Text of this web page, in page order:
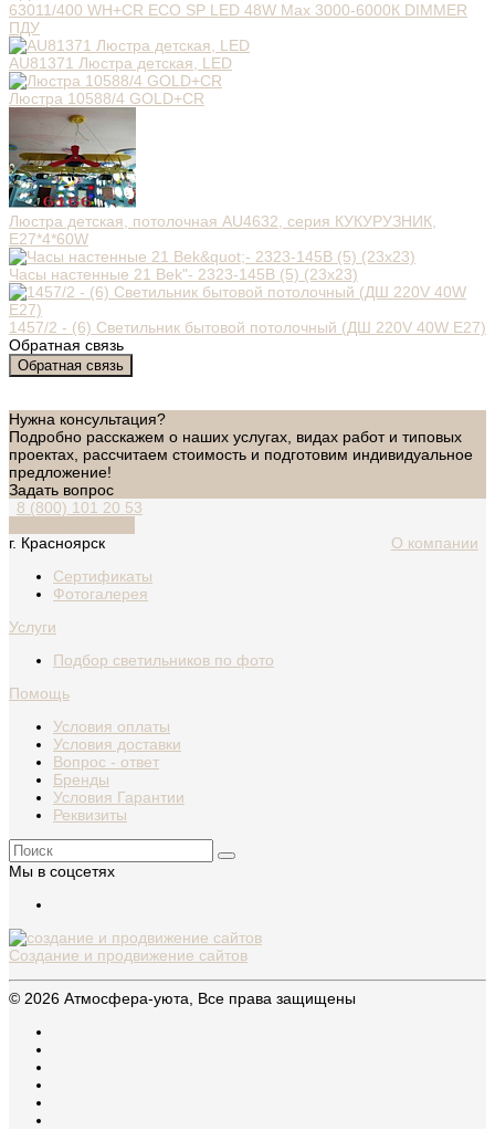
63011/400 WH+CR ECO SP LED 48W Max 3000-6000К DIMMER
ПДУ
AU81371 Люстра детская, LED
Люстра 10588/4 GOLD+CR
Люстра детская, потолочная AU4632, серия КУКУРУЗНИК,
E27*4*60W
Часы настенные 21 Bek"- 2323-145B (5) (23x23)
1457/2 - (6) Светильник бытовой потолочный (ДШ 220V 40W E27)
Обратная связь
Обратная связь
Нужна консультация?
Подробно расскажем о наших услугах, видах работ и типовых
проектах, рассчитаем стоимость и подготовим индивидуальное
предложение!
Задать вопрос
8 (800) 101 20 53
г. Красноярск
О компании
Сертификаты
Фотогалерея
Услуги
Подбор светильников по фото
Помощь
Условия оплаты
Условия доставки
Вопрос - ответ
Бренды
Условия Гарантии
Реквизиты
Мы в соцсетях
Создание и продвижение сайтов
© 2026 Атмосфера-уюта, Все права защищены